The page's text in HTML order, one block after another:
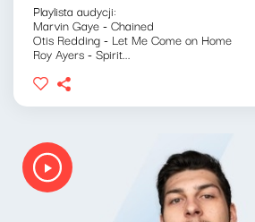
Playlista audycji:
Marvin Gaye - Chained
Otis Redding - Let Me Come on Home
Roy Ayers - Spirit...